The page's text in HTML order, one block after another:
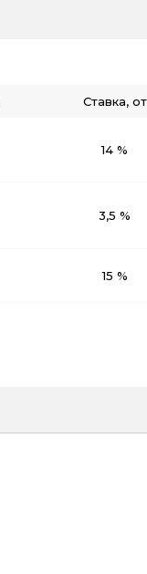
Ставка, от
14 %
3,5 %
15 %